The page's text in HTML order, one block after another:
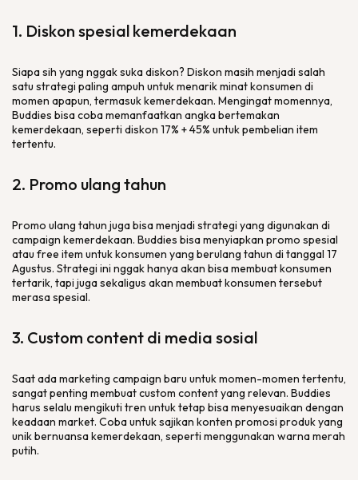
1. Diskon spesial kemerdekaan
Siapa sih yang nggak suka diskon? Diskon masih menjadi salah
satu strategi paling ampuh untuk menarik minat konsumen di
momen apapun, termasuk kemerdekaan. Mengingat momennya,
Buddies bisa coba memanfaatkan angka bertemakan
kemerdekaan, seperti diskon 17% + 45% untuk pembelian item
tertentu.
2. Promo ulang tahun
Promo ulang tahun juga bisa menjadi strategi yang digunakan di
campaign kemerdekaan. Buddies bisa menyiapkan promo spesial
atau free item untuk konsumen yang berulang tahun di tanggal 17
Agustus. Strategi ini nggak hanya akan bisa membuat konsumen
tertarik, tapi juga sekaligus akan membuat konsumen tersebut
merasa spesial.
3. Custom content di media sosial
Saat adamarketing campaign baru untuk momen-momen tertentu,
sangat penting membuatcustom contentyang relevan. Buddies
harus selalu mengikuti tren untuk tetap bisa menyesuaikan dengan
keadaan market. Coba untuk sajikan konten promosi produk yang
unik bernuansa kemerdekaan, seperti menggunakan warna merah
putih.